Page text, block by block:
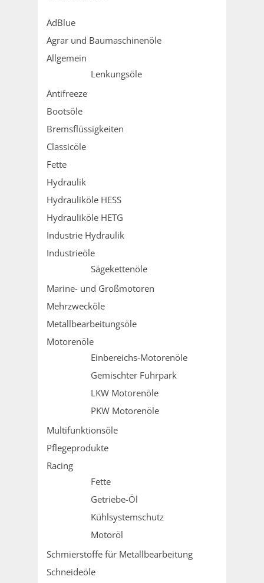
AdBlue
Agrar und Baumaschinenöle
Allgemein
Lenkungsöle
Antifreeze
Bootsöle
Bremsflüssigkeiten
Classicöle
Fette
Hydraulik
Hydrauliköle HESS
Hydrauliköle HETG
Industrie Hydraulik
Industrieöle
Sägekettenöle
Marine- und Großmotoren
Mehrzwecköle
Metallbearbeitungsöle
Motorenöle
Einbereichs-Motorenöle
Gemischter Fuhrpark
LKW Motorenöle
PKW Motorenöle
Multifunktionsöle
Pflegeprodukte
Racing
Fette
Getriebe-Öl
Kühlsystemschutz
Motoröl
Schmierstoffe für Metallbearbeitung
Schneideöle